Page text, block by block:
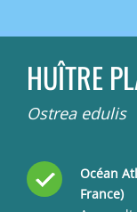
HUÎTRE
Ostrea edulis
Océan
France)